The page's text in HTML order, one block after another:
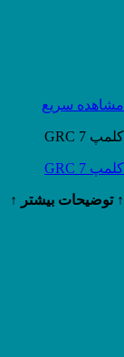
مشاهده سریع
کلمپ GRC 7
کلمپ GRC 7
↑ توضیحات بیشتر ↑